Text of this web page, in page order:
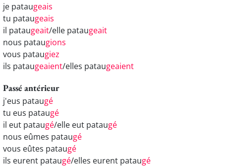
je pataugeais
tu pataugeais
il pataugeait/elle pataugeait
nous pataugions
vous pataugiez
ils pataugeaient/elles pataugeaient
Passé antérieur
j'eus pataugé
tu eus pataugé
il eut pataugé/elle eut pataugé
nous eûmes pataugé
vous eûtes pataugé
ils eurent pataugé/elles eurent pataugé